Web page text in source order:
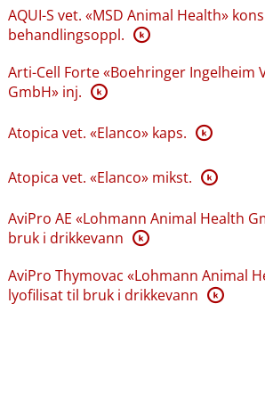
AQUI-S vet. «MSD Animal Health»
behandlingsoppl. K
Arti-Cell Forte «Boehringer Ingelheim
GmbH» inj. K
Atopica vet. «Elanco» kaps. K
Atopica vet. «Elanco» mikst. K
AviPro AE «Lohmann Animal Health
bruk i drikkevann K
AviPro Thymovac «Lohmann Animal
lyofilisat til bruk i drikkevann K